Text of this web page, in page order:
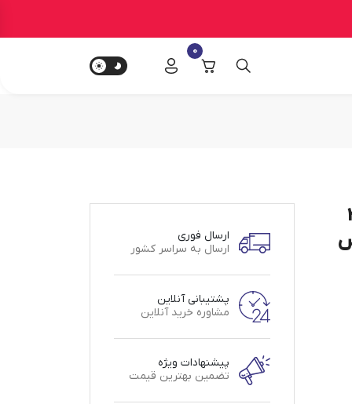
0
36
ارسال فوری
ارسال به سراسر کشور
پشتیبانی آنلاین
مشاوره خرید آنلاین
پیشنهادات ویژه
تضمین بهترین قیمت